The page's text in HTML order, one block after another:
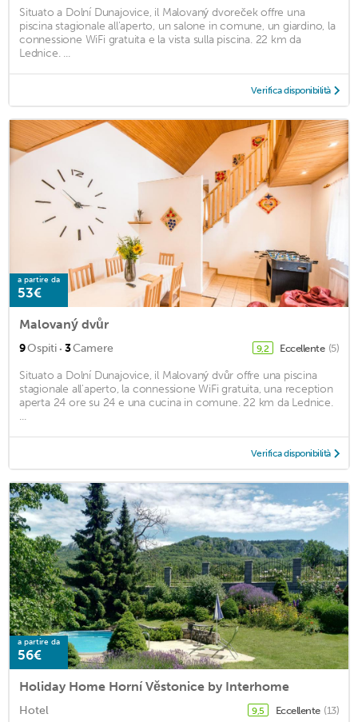
Situato a Dolní Dunajovice, il Malovaný dvoreček offre una
piscina stagionale all'aperto, un salone in comune, un giardino, la
connessione WiFi gratuita e la vista sulla piscina. 22 km da
Lednice. ...
Verifica disponibilità
a partire da
53€
Malovaný dvůr
9Ospiti · 3Camere 9,2 Eccellente (5)
Situato a Dolní Dunajovice, il Malovaný dvůr offre una piscina
stagionale all'aperto, la connessione WiFi gratuita, una reception
aperta 24 ore su 24 e una cucina in comune. 22 km da Lednice.
...
Verifica disponibilità
a partire da
56€
Holiday Home Horní Věstonice by Interhome
Hotel 9,5 Eccellente (13)